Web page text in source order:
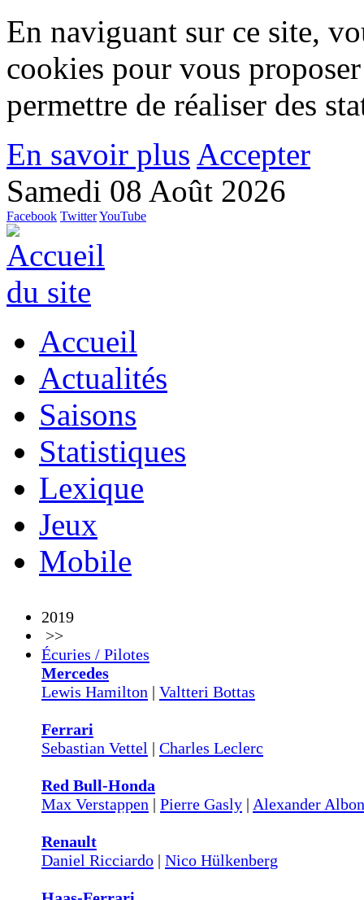
En naviguant sur ce site,
cookies pour vous
permettre de réaliser des
En savoir plus Accepter
Samedi 08 Août 2026
Facebook TwitterYouTube
Accueil
Actualités
Saisons
Statistiques
Lexique
Jeux
Mobile
2019
>>
Écuries / Pilotes
Mercedes
Lewis Hamilton | Valtteri Bottas
Ferrari
Sebastian Vettel | Charles Leclerc
Red Bull-Honda
Max Verstappen | Pierre Gasly | Alexander Albon
Renault
Daniel Ricciardo | Nico Hülkenberg